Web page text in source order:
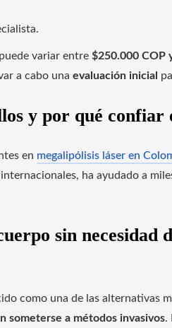
puede variar entre $250.000 COP
a cabo una evaluación inicial
y por qué confiar
en megalipólisis láser en
ha ayudado a
sin necesidad
como una de las alternativas
someterse a métodos invasivos.